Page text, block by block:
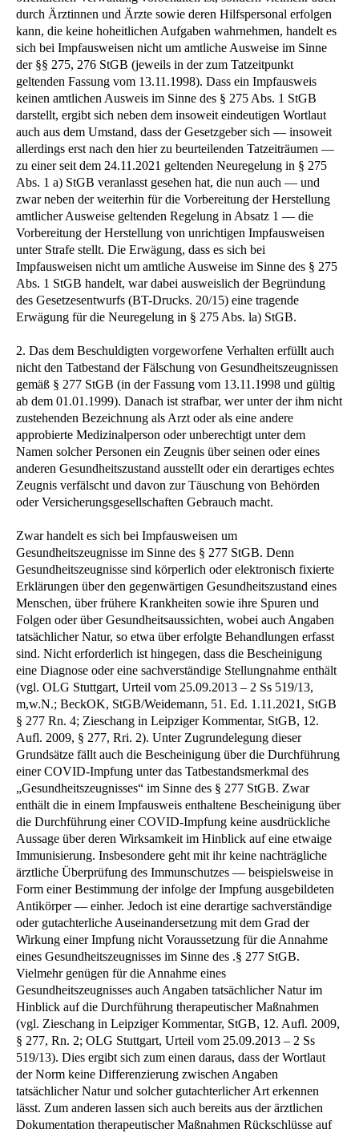
durch Ärztinnen und Ärzte sowie deren Hilfspersonal erfolgen
kann, die keine hoheitlichen Aufgaben wahrnehmen, handelt es
sich bei Impfausweisen nicht um amtliche Ausweise im Sinne
der §§ 275, 276 StGB (jeweils in der zum Tatzeitpunkt
geltenden Fassung vom 13.11.1998). Dass ein Impfausweis
keinen amtlichen Ausweis im Sinne des § 275 Abs. 1 StGB
darstellt, ergibt sich neben dem insoweit eindeutigen Wortlaut
auch aus dem Umstand, dass der Gesetzgeber sich — insoweit
allerdings erst nach den hier zu beurteilenden Tatzeiträumen —
zu einer seit dem 24.11.2021 geltenden Neuregelung in § 275
Abs. 1 a) StGB veranlasst gesehen hat, die nun auch — und
zwar neben der weiterhin für die Vorbereitung der Herstellung
amtlicher Ausweise geltenden Regelung in Absatz 1 — die
Vorbereitung der Herstellung von unrichtigen Impfausweisen
unter Strafe stellt. Die Erwägung, dass es sich bei
Impfausweisen nicht um amtliche Ausweise im Sinne des § 275
Abs. 1 StGB handelt, war dabei ausweislich der Begründung
des Gesetzesentwurfs (BT-Drucks. 20/15) eine tragende
Erwägung für die Neuregelung in § 275 Abs. la) StGB.
2. Das dem Beschuldigten vorgeworfene Verhalten erfüllt auch
nicht den Tatbestand der Fälschung von Gesundheitszeugnissen
gemäß § 277 StGB (in der Fassung vom 13.11.1998 und gültig
ab dem 01.01.1999). Danach ist strafbar, wer unter der ihm nicht
zustehenden Bezeichnung als Arzt oder als eine andere
approbierte Medizinalperson oder unberechtigt unter dem
Namen solcher Personen ein Zeugnis über seinen oder eines
anderen Gesundheitszustand ausstellt oder ein derartiges echtes
Zeugnis verfälscht und davon zur Täuschung von Behörden
oder Versicherungsgesellschaften Gebrauch macht.
Zwar handelt es sich bei Impfausweisen um
Gesundheitszeugnisse im Sinne des § 277 StGB. Denn
Gesundheitszeugnisse sind körperlich oder elektronisch fixierte
Erklärungen über den gegenwärtigen Gesundheitszustand eines
Menschen, über frühere Krankheiten sowie ihre Spuren und
Folgen oder über Gesundheitsaussichten, wobei auch Angaben
tatsächlicher Natur, so etwa über erfolgte Behandlungen erfasst
sind. Nicht erforderlich ist hingegen, dass die Bescheinigung
eine Diagnose oder eine sachverständige Stellungnahme enthält
(vgl. OLG Stuttgart, Urteil vom 25.09.2013 – 2 Ss 519/13,
m,w.N.; BeckOK, StGB/Weidemann, 51. Ed. 1.11.2021, StGB
§ 277 Rn. 4; Zieschang in Leipziger Kommentar, StGB, 12.
Aufl. 2009, § 277, Rri. 2). Unter Zugrundelegung dieser
Grundsätze fällt auch die Bescheinigung über die Durchführung
einer COVID-Impfung unter das Tatbestandsmerkmal des
„Gesundheitszeugnisses“ im Sinne des § 277 StGB. Zwar
enthält die in einem Impfausweis enthaltene Bescheinigung über
die Durchführung einer COVID-Impfung keine ausdrückliche
Aussage über deren Wirksamkeit im Hinblick auf eine etwaige
Immunisierung. Insbesondere geht mit ihr keine nachträgliche
ärztliche Überprüfung des Immunschutzes — beispielsweise in
Form einer Bestimmung der infolge der Impfung ausgebildeten
Antikörper — einher. Jedoch ist eine derartige sachverständige
oder gutachterliche Auseinandersetzung mit dem Grad der
Wirkung einer Impfung nicht Voraussetzung für die Annahme
eines Gesundheitszeugnisses im Sinne des .§ 277 StGB.
Vielmehr genügen für die Annahme eines
Gesundheitszeugnisses auch Angaben tatsächlicher Natur im
Hinblick auf die Durchführung therapeutischer Maßnahmen
(vgl. Zieschang in Leipziger Kommentar, StGB, 12. Aufl. 2009,
§ 277, Rn. 2; OLG Stuttgart, Urteil vom 25.09.2013 – 2 Ss
519/13). Dies ergibt sich zum einen daraus, dass der Wortlaut
der Norm keine Differenzierung zwischen Angaben
tatsächlicher Natur und solcher gutachterlicher Art erkennen
lässt. Zum anderen lassen sich auch bereits aus der ärztlichen
Dokumentation therapeutischer Maßnahmen Rückschlüsse auf